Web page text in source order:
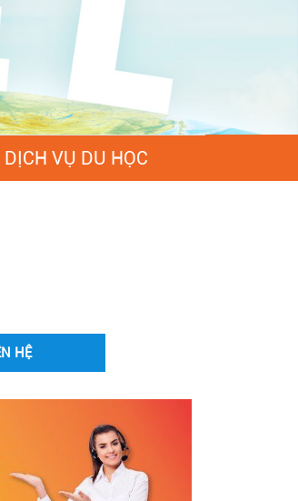
DỊCH VỤ DU HỌC